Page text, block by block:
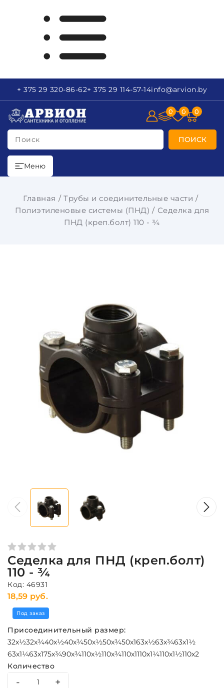
+ 375 29 320-86-62+ 375 29 114-57-14info@arvion.by
Поиск ПОИСК
0 0 0
Меню
Главная
Трубы и соединительные части
Полиэтиленовые системы (ПНД)
Седелка для
ПНД (креп.болт) 110 - ¾
Седелка для ПНД (креп.болт)
110 - ¾
Код: 46931
18,59 руб.
Под заказ
Присоединительный размер:
32х½32х¾40х½40х¾50х½50х¾50х163х½63х¾63х1½
63х1¼63х175х¾90х¾110х½110х¾110х1110х1¼110х1½110х2
Количество
- +